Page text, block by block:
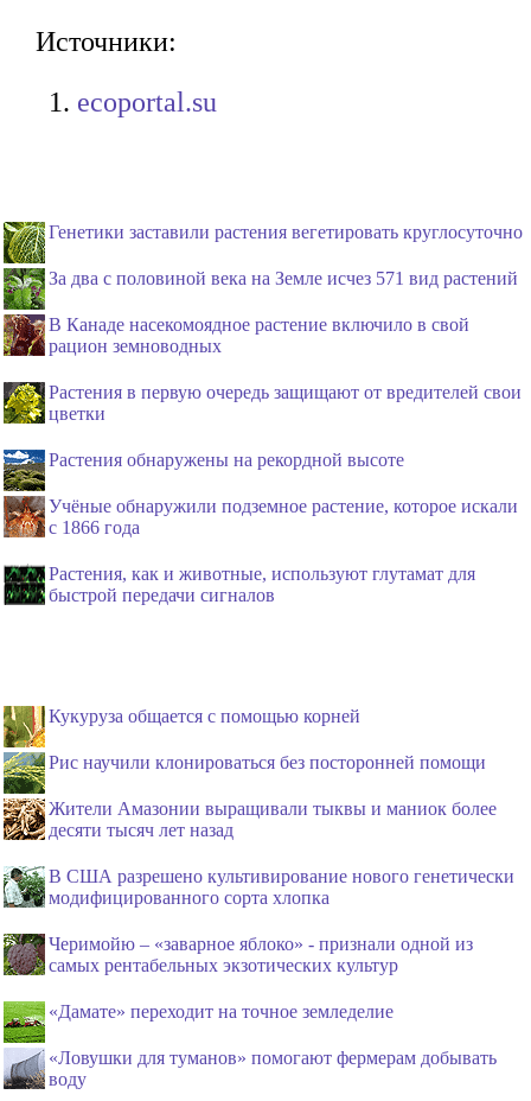
Источники:
ecoportal.su
Генетики заставили растения вегетировать круглосуточно
За два с половиной века на Земле исчез 571 вид растений
В Канаде насекомоядное растение включило в свой
рацион земноводных
Растения в первую очередь защищают от вредителей свои
цветки
Растения обнаружены на рекордной высоте
Учёные обнаружили подземное растение, которое искали
с 1866 года
Растения, как и животные, используют глутамат для
быстрой передачи сигналов
Кукуруза общается с помощью корней
Рис научили клонироваться без посторонней помощи
Жители Амазонии выращивали тыквы и маниок более
десяти тысяч лет назад
В США разрешено культивирование нового генетически
модифицированного сорта хлопка
Черимойю – «заварное яблоко» - признали одной из
самых рентабельных экзотических культур
«Дамате» переходит на точное земледелие
«Ловушки для туманов» помогают фермерам добывать
воду